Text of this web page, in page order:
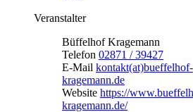
Veranstalter
Büffelhof Kragemann
Telefon 02871 / 39427
E-Mail kontakt(at)bueffelhof-
kragemann.de
Website https://
kragemann.de/